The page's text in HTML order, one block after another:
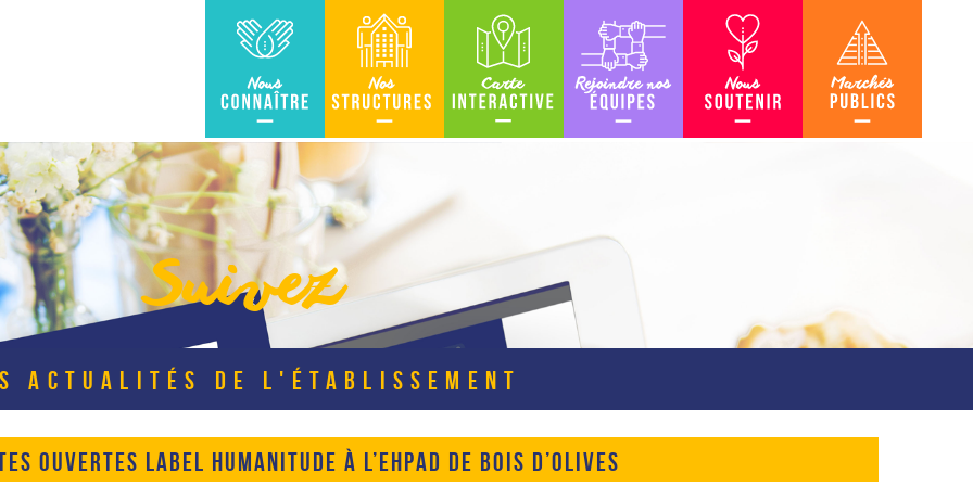
Suivez
ACTUALITÉS DE L'ÉTABLISSEMENT
OUVERTES LABEL HUMANITUDE À L’EHPAD DE BOIS D’OLIVES